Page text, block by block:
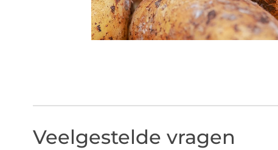
Veelgestelde vragen